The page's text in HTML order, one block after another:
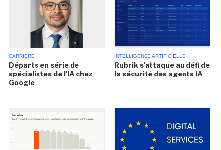
CARRIÈRE
Départs en série de
spécialistes de l'IA chez
Google
INTELLIGENCE ARTIFICIELLE
Rubrik s'attaque au défi de
la sécurité des agents IA